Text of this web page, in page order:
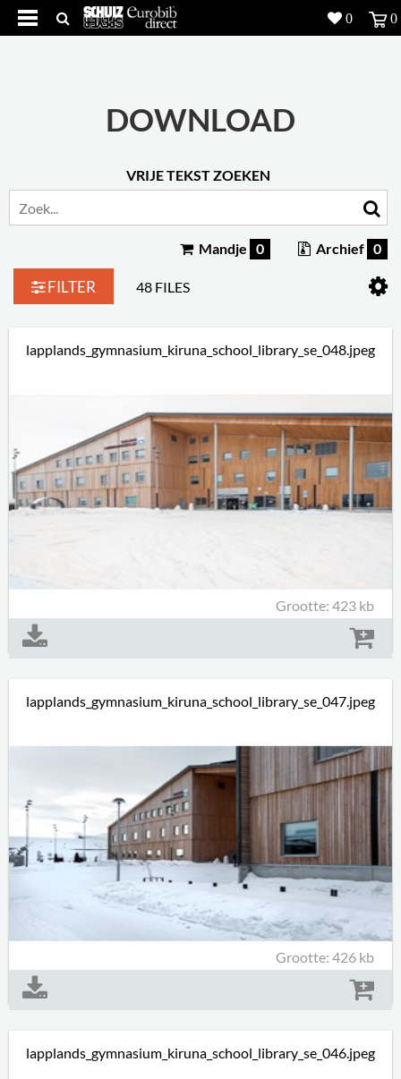
Downloads
Contacteer ons
DOWNLOAD
VRIJE TEKST ZOEKEN
Mandje 0 Archief 0
FILTER 48 FILES
lapplands_gymnasium_kiruna_school_library_se_048.jpeg
Grootte: 423 kb
lapplands_gymnasium_kiruna_school_library_se_047.jpeg
Grootte: 426 kb
lapplands_gymnasium_kiruna_school_library_se_046.jpeg
0 0